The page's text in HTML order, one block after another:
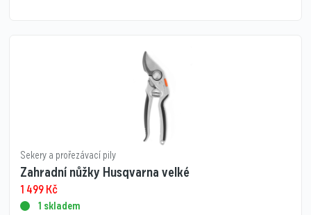
Sekery a prořezávací pily
Zahradní nůžky Husqvarna velké
1 499Kč
1 skladem